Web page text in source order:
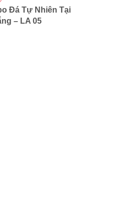
Đá Tự Nhiên Tại
– LA 05